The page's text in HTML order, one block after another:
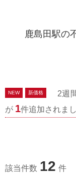
鹿島田駅の
NEW 新価格 2週
が 1件追加されまし
該当件数 12 件